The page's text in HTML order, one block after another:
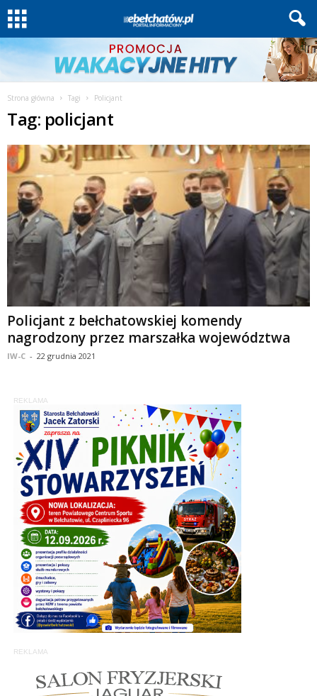
Strona główna Tagi Policjant
Tag: policjant
Policjant z bełchatowskiej komendy
nagrodzony przez marszałka województwa
IW-C - 22 grudnia 2021
REKLAMA
REKLAMA